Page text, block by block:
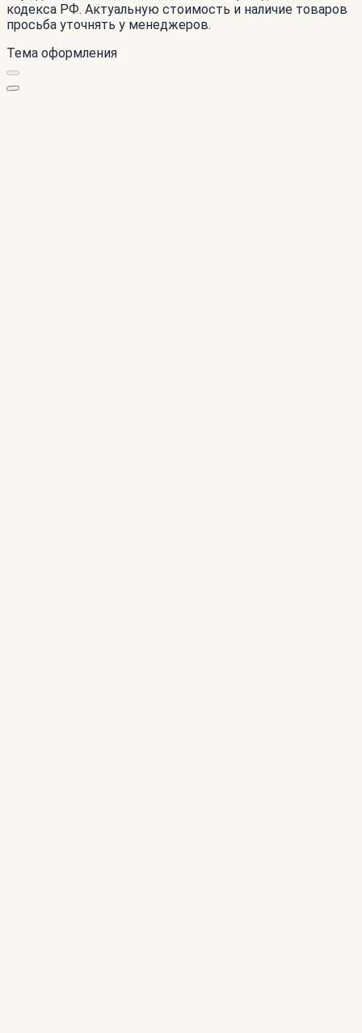
кодекса РФ. Актуальную стоимость и наличие товаров
просьба уточнять у менеджеров.
Тема оформления